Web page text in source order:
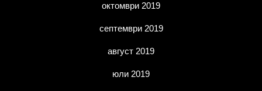
октомври 2019
септември 2019
август 2019
юли 2019